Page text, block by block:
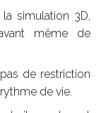
simulation 3D,
même de
de restriction
de vie.